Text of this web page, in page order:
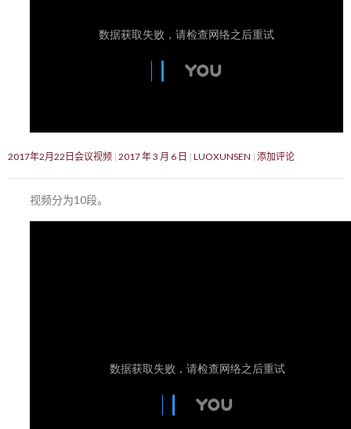
2017年2月22日会议视频 2017 年 3 月 6 日 LUOXUNSEN 添加评论
视频分为10段。